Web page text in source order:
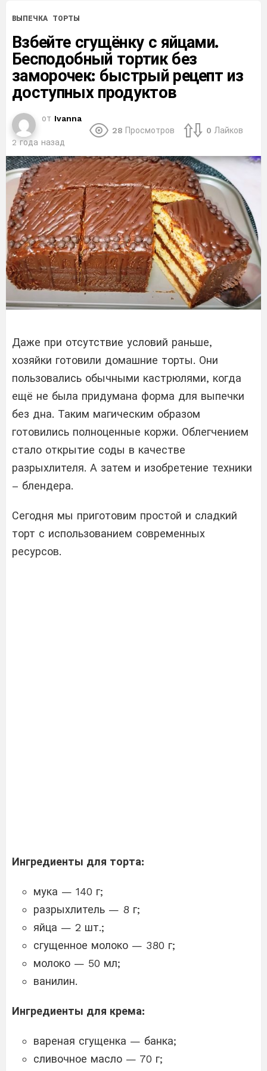
ВЫПЕЧКА ТОРТЫ
Взбейте сгущёнку с яйцами.
Бесподобный тортик без
заморочек: быстрый рецепт из
доступных продуктов
от Ivanna
2 года назад
28 Просмотров 0 Лайков
Даже при отсутствие условий раньше,
хозяйки готовили домашние торты. Они
пользовались обычными кастрюлями, когда
ещё не была придумана форма для выпечки
без дна. Таким магическим образом
готовились полноценные коржи. Облегчением
стало открытие соды в качестве
разрыхлителя. А затем и изобретение техники
– блендера.
Сегодня мы приготовим простой и сладкий
торт с использованием современных
ресурсов.
Ингредиенты для торта:
мука — 140 г;
разрыхлитель — 8 г;
яйца — 2 шт.;
сгущенное молоко — 380 г;
молоко — 50 мл;
ванилин.
Ингредиенты для крема:
вареная сгущенка — банка;
сливочное масло — 70 г;